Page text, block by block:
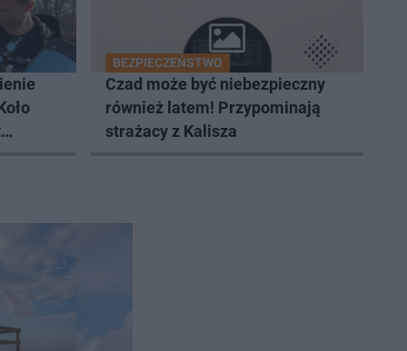
BEZPIECZEŃSTWO
Czad może być niebezpieczny
również latem! Przypominają
strażacy z Kalisza